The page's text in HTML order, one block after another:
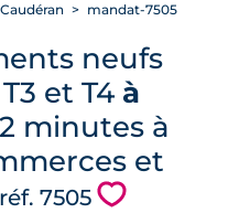
mandat-7505
neufs
et T4 à
minutes à
et
7505 💗